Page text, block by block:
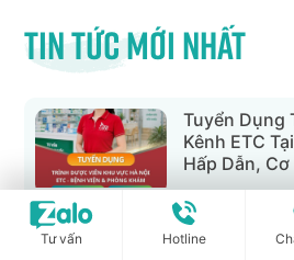
Tin tức mới nhất
Tuyển Dụng
Kênh ETC
Hấp Dẫn,
Ràng
Team
Tư vấn Hotline